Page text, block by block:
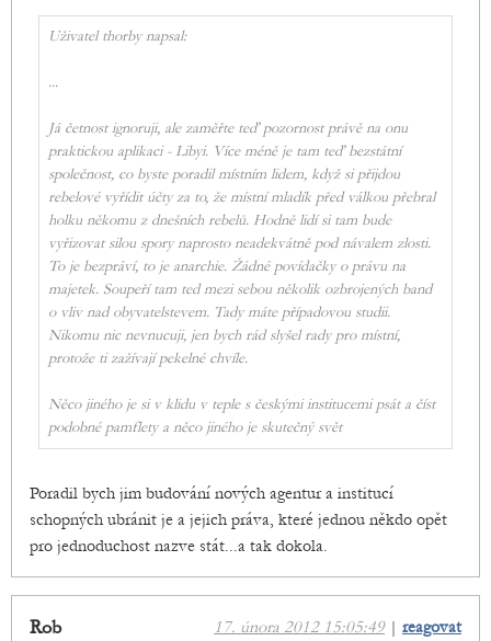
Uživatel thorby napsal:
...
Já četnost ignoruji, ale zaměřte teď pozornost právě na onu
praktickou aplikaci - Libyi. Více méně je tam teď bezstátní
společnost, co byste poradil místním lidem, když si přijdou
rebelové vyřídit účty za to, že místní mladík před válkou přebral
holku někomu z dnešních rebelů. Hodně lidí si tam bude
vyřizovat silou spory naprosto neadekvátně pod návalem zlosti.
To je bezpráví, to je anarchie. Žádné povídačky o právu na
majetek. Soupeří tam ted mezi sebou několik ozbrojených band
o vliv nad obyvatelstevem. Tady máte případovou studii.
Nikomu nic nevnucuji, jen bych rád slyšel rady pro místní,
protože ti zažívají pekelné chvíle.
Něco jiného je si v klidu v teple s českými institucemi psát a číst
podobné pamflety a něco jiného je skutečný svět
Poradil bych jim budování nových agentur a institucí
schopných ubránit je a jejich práva, které jednou někdo opět
pro jednoduchost nazve stát...a tak dokola.
17. února 2012 15:05:49| reagovat
Rob